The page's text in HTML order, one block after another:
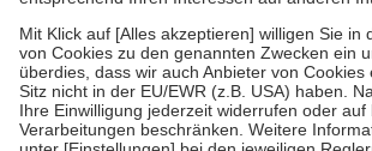
stärken und die besondere Stellung der Familie
fallenkeine Zuzahlungenan bei:
• Kindern und Jugendlichen bis zum
mit Ausnahme der Fahrkosten
• Untersuchungen zur Vorsorge und
GKV getragen werden